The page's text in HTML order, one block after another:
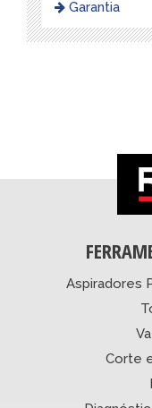
Garantia
Aspiradores
Corte